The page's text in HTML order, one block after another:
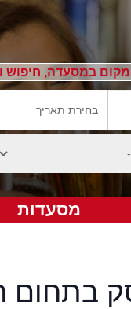
במסעדה, חיפוש
מסעדות
בתחום